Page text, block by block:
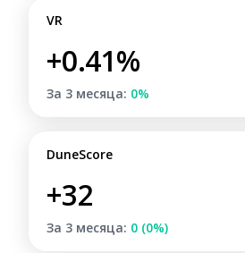
VR
+0.41%
За 3 месяца: 0%
DuneScore
+32
За 3 месяца: 0 (0%)